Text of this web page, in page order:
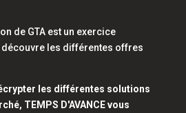
de GTA est un exercice
les différentes offres
les différentes solutions
TEMPS D'AVANCE vous